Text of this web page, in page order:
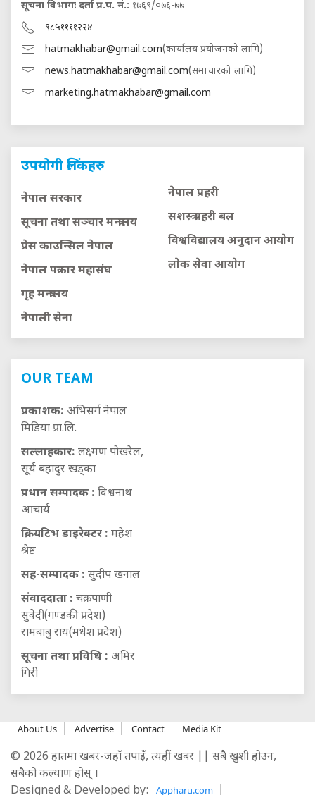
सूचना विभागः दर्ता प्र.प. नं.: १७६९/०७६-७७
९८५११११२२४
hatmakhabar@gmail.com(कार्यालय प्रयोजनको लागि)
news.hatmakhabar@gmail.com(समाचारको लागि)
marketing.hatmakhabar@gmail.com
उपयोगी लिंकहरु
नेपाल सरकार
सूचना तथा सञ्चार मन्त्रालय
प्रेस काउन्सिल नेपाल
नेपाल पत्रकार महासंघ
गृह मन्त्रालय
नेपाली सेना
नेपाल प्रहरी
सशस्त्र प्रहरी बल
विश्वविद्यालय अनुदान आयाेग
लाेक सेवा आयाेग
OUR TEAM
प्रकाशक: अभिसर्ग नेपाल
मिडिया प्रा.लि.
सल्लाहकार: लक्ष्मण पोखरेल,
सूर्य बहादुर खड्का
प्रधान सम्पादक : विश्वनाथ
आचार्य
क्रियटिभ डाइरेक्टर : महेश
श्रेष्ठ
सह-सम्पादक : सुदीप खनाल
संवाददाता : चक्रपाणी
सुवेदी(गण्डकी प्रदेश)
रामबाबु राय(मधेश प्रदेश)
सूचना तथा प्रविधि : अमिर
गिरी
About Us Advertise Contact Media Kit
© 2026 हातमा खबर-जहाँ तपाइँ, त्यहीं खबर || सबै खुशी होउन,
सबैको कल्याण होस् ।
Designed & Developed by:
Appharu.com